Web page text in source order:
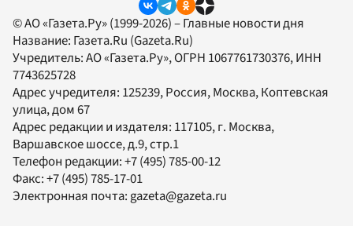
© АО «Газета.Ру» (1999-2026) – Главные новости дня
Название: Газета.Ru (Gazeta.Ru)
Учредитель:АО «Газета.Ру», ОГРН 1067761730376, ИНН
7743625728
Адрес учредителя: 125239, Россия, Москва, Коптевская
улица, дом 67
Адрес редакции и издателя: 117105, г. Москва,
Варшавское шоссе, д.9, стр.1
Телефон редакции:+7 (495) 785-00-12
Факс:+7 (495) 785-17-01
Электронная почта:gazeta@gazeta.ru